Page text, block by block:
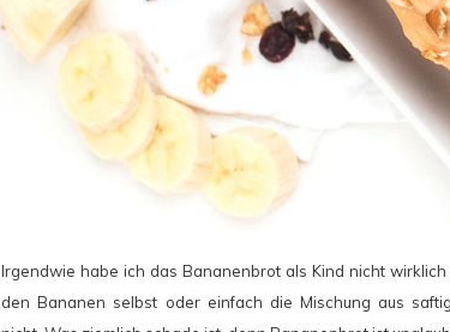
Irgendwie habe ich das Bananenbrot als Kind nicht
den Bananen selbst oder einfach die Mischung aus